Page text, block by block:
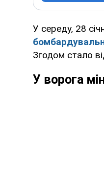
У середу, 28
Згодом стало
У ворога